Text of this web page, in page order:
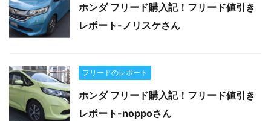
ホンダ フリード購入記！フリード値引き
レポート-ノリスケさん
フリードのレポート
ホンダ フリード購入記！フリード値引き
レポート-noppoさん